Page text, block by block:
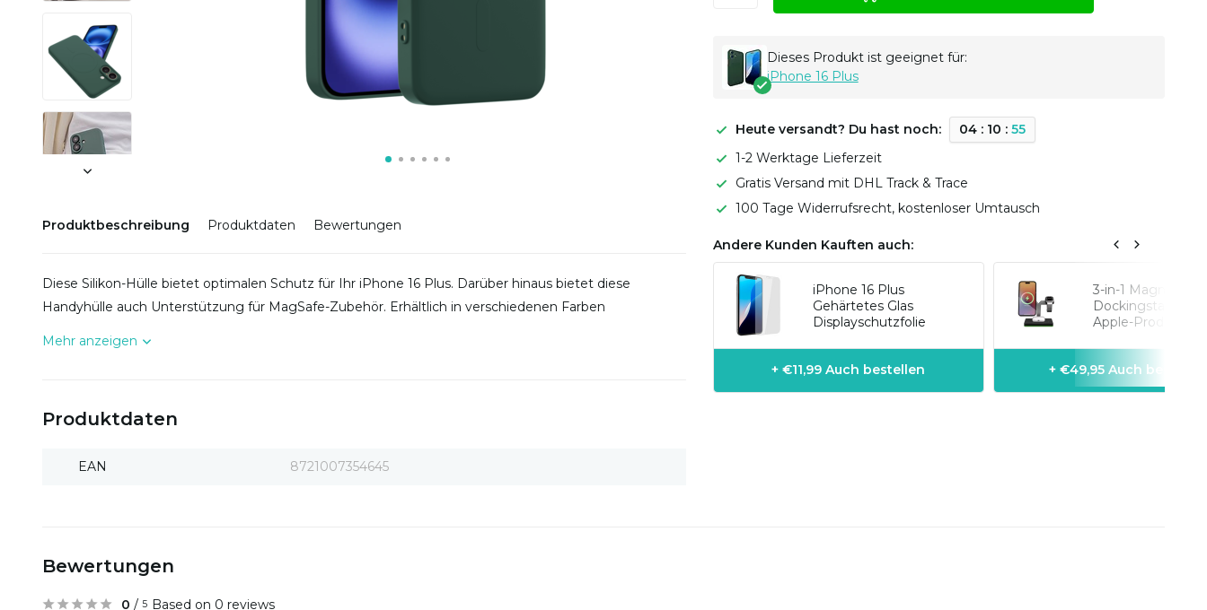
Produktbeschreibung Produktdaten Bewertungen
Diese Silikon-Hülle bietet optimalen Schutz für Ihr iPhone 16 Plus. Darüber hinaus bietet diese
Handyhülle auch Unterstützung für MagSafe-Zubehör. Erhältlich in verschiedenen Farben
Mehr anzeigen
Produktdaten
EAN 8721007354645
Dieses Produkt ist geeignet für:
iPhone 16 Plus
Heute versandt? Du hast noch: 04: 10 : 54
1-2 Werktage Lieferzeit
Gratis Versand mit DHL Track & Trace
100 Tage Widerrufsrecht, kostenloser Umtausch
Andere Kunden Kauften auch:
iPhone 16 Plus
Gehärtetes Glas
Displayschutzfolie
+ €11,99 Auch bestellen
3-in-1
Dockingstation
Apple-Produkte
+ €49,95 Auch
Bewertungen
0 / 5 Based on 0 reviews